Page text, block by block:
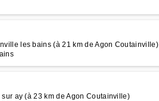
les bains (à 21 km de Agon Coutainville)
ay (à 23 km de Agon Coutainville)